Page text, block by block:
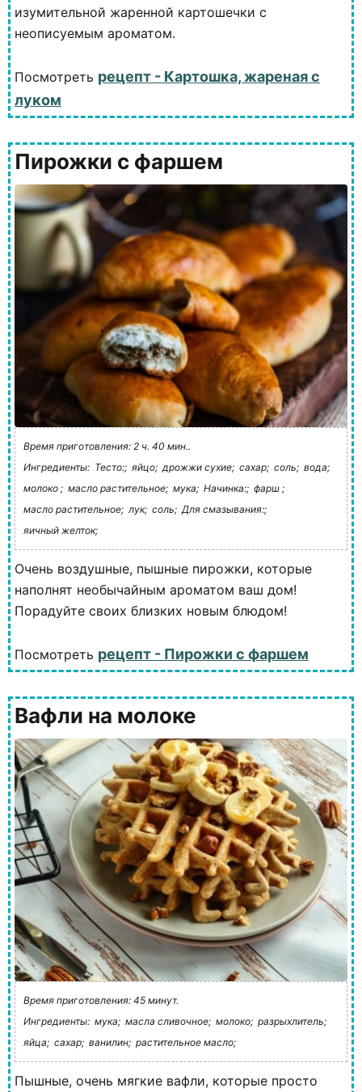
изумительной жаренной картошечки с
неописуемым ароматом.
Посмотреть рецепт - Картошка, жареная с
луком
Пирожки с фаршем
Время приготовления: 2 ч. 40 мин..
Ингредиенты: Тесто:; яйцо; дрожжи сухие; сахар; соль; вода;
молоко ; масло растительное; мука; Начинка:; фарш ;
масло растительное; лук; соль; Для смазывания:;
яичный желток;
Очень воздушные, пышные пирожки, которые
наполнят необычайным ароматом ваш дом!
Порадуйте своих близких новым блюдом!
Посмотреть рецепт - Пирожки с фаршем
Вафли на молоке
Время приготовления: 45 минут.
Ингредиенты: мука; масла сливочное; молоко; разрыхлитель;
яйца; сахар; ванилин; растительное масло;
Пышные, очень мягкие вафли, которые просто